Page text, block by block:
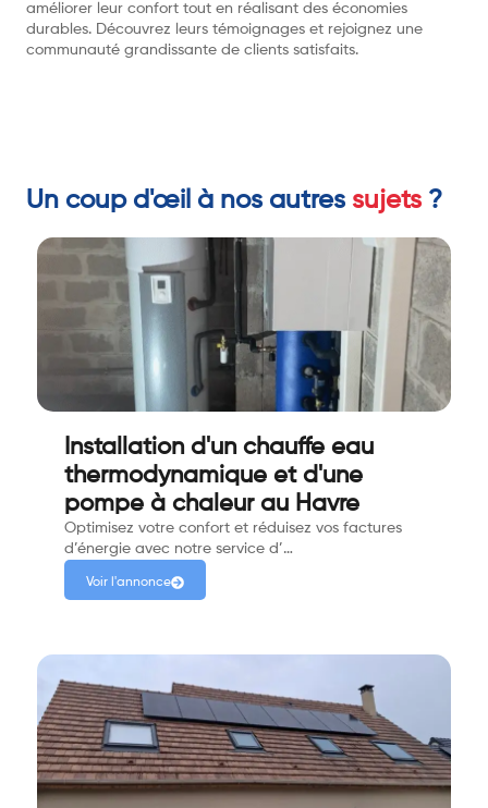
améliorer leur confort tout en réalisant des économies
durables. Découvrez leurs témoignages et rejoignez une
communauté grandissante de clients satisfaits.
Un coup d'œil à nos autres sujets ?
Installation d'un chauffe eau
thermodynamique et d'une
pompe à chaleur au Havre
Optimisez votre confort et réduisez vos factures
d’énergie avec notre service d’…
Voir l'annonce